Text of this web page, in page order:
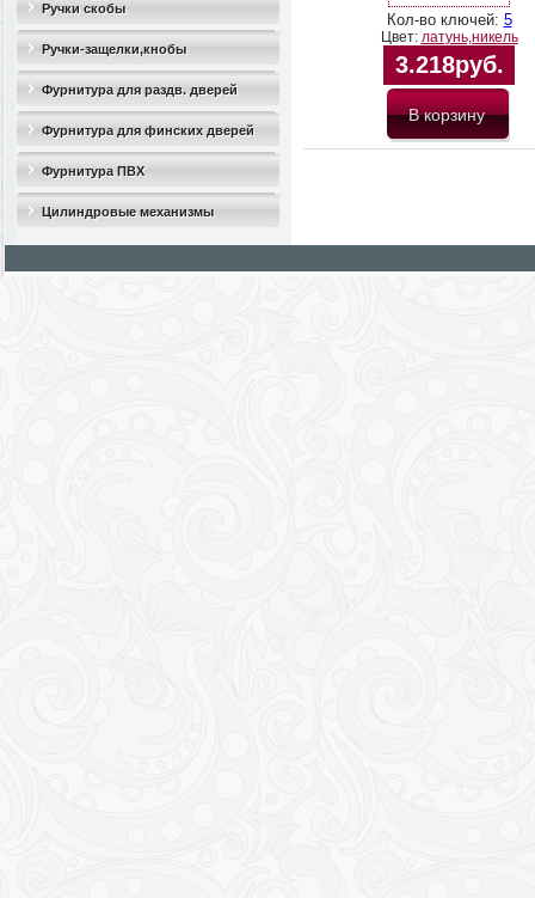
Ручки скобы
Ручки-защелки,кнобы
Фурнитура для раздв. дверей
Фурнитура для финских дверей
Фурнитура ПВХ
Цилиндровые механизмы
Кол-во ключей: 5
Цвет: латунь,никель
3.218руб.